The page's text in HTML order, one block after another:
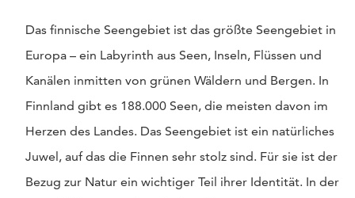
Das finnische Seengebiet ist das größte Seengebiet in
Europa – ein Labyrinth aus Seen, Inseln, Flüssen und
Kanälen inmitten von grünen Wäldern und Bergen. In
Finnland gibt es 188.000 Seen, die meisten davon im
Herzen des Landes. Das Seengebiet ist ein natürliches
Juwel, auf das die Finnen sehr stolz sind. Für sie ist der
Bezug zur Natur ein wichtiger Teil ihrer Identität. In der